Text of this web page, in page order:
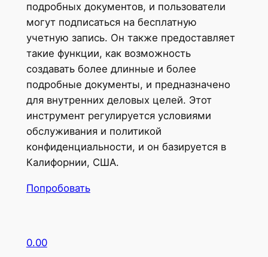
подробных документов, и пользователи
могут подписаться на бесплатную
учетную запись. Он также предоставляет
такие функции, как возможность
создавать более длинные и более
подробные документы, и предназначено
для внутренних деловых целей. Этот
инструмент регулируется условиями
обслуживания и политикой
конфиденциальности, и он базируется в
Калифорнии, США.
Попробовать
0.00